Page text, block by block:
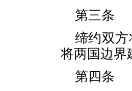
第三条
缔约双
将两国边界
第四条